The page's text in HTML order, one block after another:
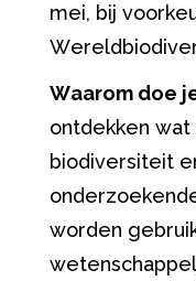
mei, bij
Waarom doe
ontdekken
biodiversiteit
worden